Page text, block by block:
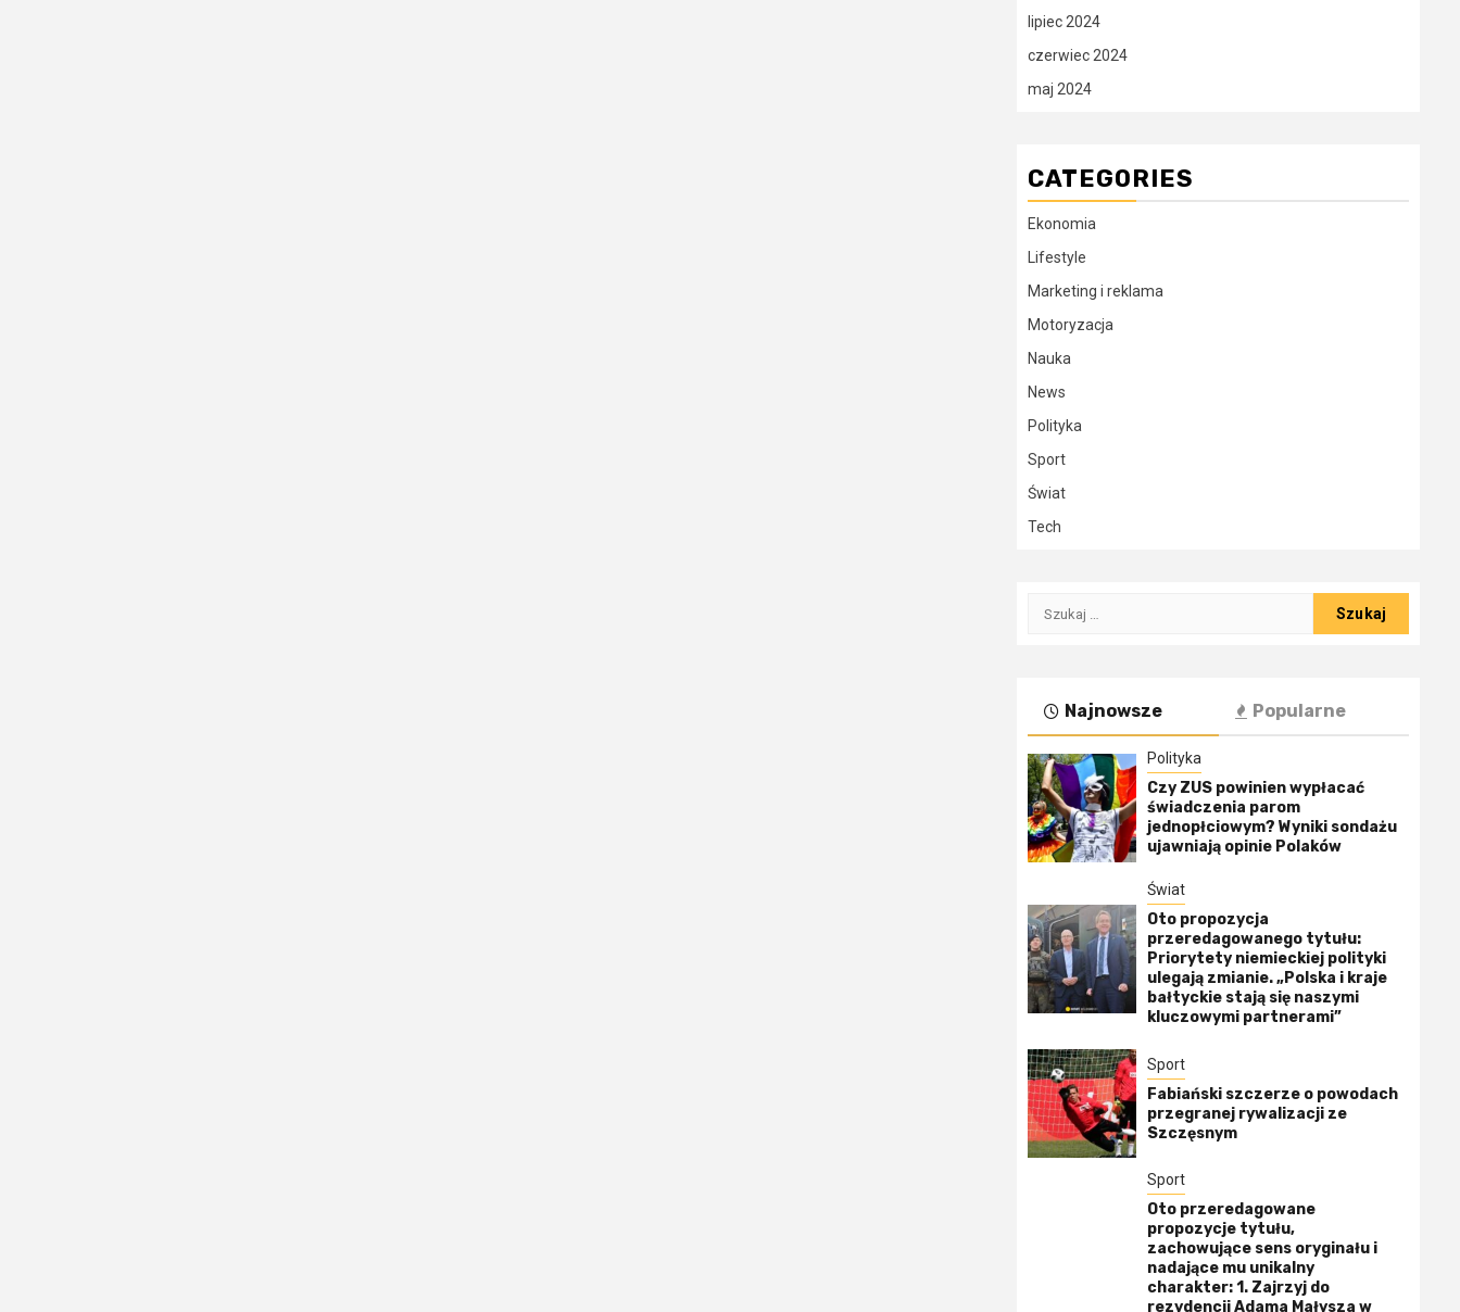
lipiec 2024
czerwiec 2024
maj 2024
CATEGORIES
Ekonomia
Lifestyle
Marketing i reklama
Motoryzacja
Nauka
News
Polityka
Sport
Świat
Tech
Szukaj:
Najnowsze Popularne
Polityka
Czy ZUS powinien wypłacać
świadczenia parom
jednopłciowym? Wyniki sondażu
ujawniają opinie Polaków
Świat
Oto propozycja
przeredagowanego tytułu:
Priorytety niemieckiej polityki
ulegają zmianie. „Polska i kraje
bałtyckie stają się naszymi
kluczowymi partnerami”
Sport
Fabiański szczerze o powodach
przegranej rywalizacji ze
Szczęsnym
Sport
Oto przeredagowane
propozycje tytułu,
zachowujące sens oryginału i
nadające mu unikalny
charakter: 1. Zajrzyj do
rezydencji Adama Małysza w